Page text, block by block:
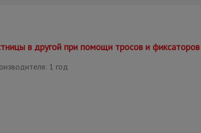
в другой при помощи тросов и фиксаторов
1 год